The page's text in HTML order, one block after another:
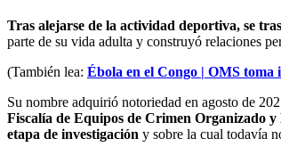
Tras alejarse de la actividad deportiva, se
parte de su vida adulta y construyó relaciones
(También lea: Ébola en el Congo | OMS toma
Su nombre adquirió notoriedad en agosto de
Fiscalía de Equipos de Crimen Organizado
etapa de investigación y sobre la cual todavía